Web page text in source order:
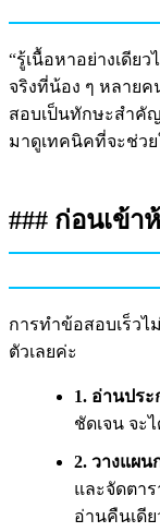
“รู้เนื้อหาอย่างเดีย
จริงที่น้อง ๆ หลายค
สอบเป็นทักษะสำคั
มาดูเทคนิคที่จะช่ว
### ก่อนเข้า
การทำข้อสอบเร็วไ
ตัวเลยค่ะ
1. อ่านปร
ชัดเจน จะ
2. วางแผน
และจัดตา
อ่านคืนเดี